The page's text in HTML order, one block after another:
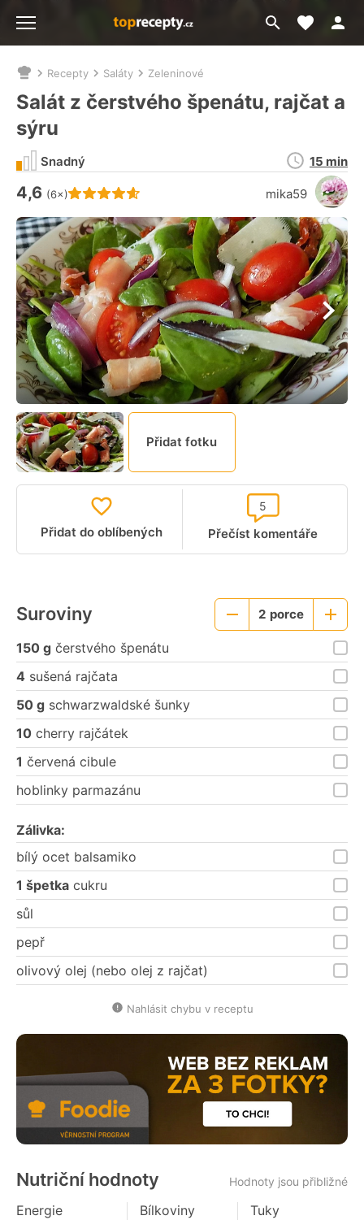
Přejít
na
Moje
Nacházíte
se
zde:
Recepty Saláty Zeleninové
Salát z čerstvého špenátu, rajčat a
sýru
Hodnocení receptu je
4,6 (6×) mika59
Snadný
Doba
přípravy
15 min
Přidat fotku
Přidat do oblíbených Přečíst komentáře
5
Suroviny
Menší
2 porce
Větší
porce
150 g čerstvého špenátu
4 sušená rajčata
50 g schwarzwaldské šunky
10 cherry rajčátek
1 červená cibule
hoblinky parmazánu
Zálivka:
bílý ocet balsamiko
1 špetka cukru
sůl
pepř
olivový olej (nebo olej z rajčat)
Nahlásit chybu v receptu
Nutriční hodnoty Hodnoty jsou přibližné
Energie
Bílkoviny
Tuky